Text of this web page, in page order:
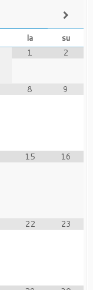
la
su
1
2
8 9
15 16
22 23